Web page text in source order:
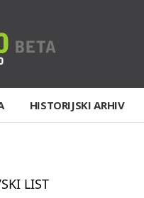
HISTORIJSKI ARHIV
LIST